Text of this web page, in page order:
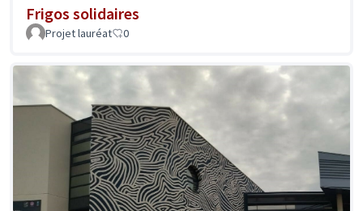
Frigos solidaires
Projet lauréat 0